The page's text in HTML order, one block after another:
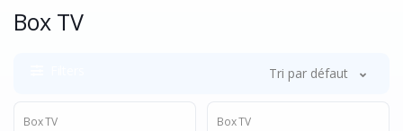
Box TV
Tri par défaut
Box TV Box TV